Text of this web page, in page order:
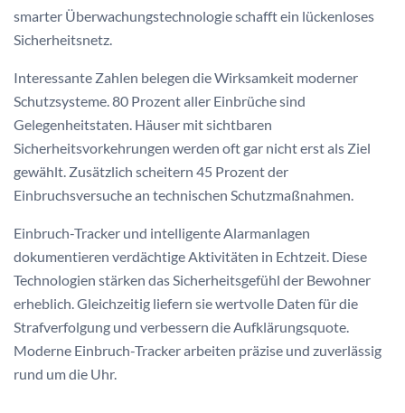
smarter Überwachungstechnologie schafft ein lückenloses
Sicherheitsnetz.
Interessante Zahlen belegen die Wirksamkeit moderner
Schutzsysteme. 80 Prozent aller Einbrüche sind
Gelegenheitstaten. Häuser mit sichtbaren
Sicherheitsvorkehrungen werden oft gar nicht erst als Ziel
gewählt. Zusätzlich scheitern 45 Prozent der
Einbruchsversuche an technischen Schutzmaßnahmen.
Einbruch-Tracker und intelligente Alarmanlagen
dokumentieren verdächtige Aktivitäten in Echtzeit. Diese
Technologien stärken das Sicherheitsgefühl der Bewohner
erheblich. Gleichzeitig liefern sie wertvolle Daten für die
Strafverfolgung und verbessern die Aufklärungsquote.
Moderne Einbruch-Tracker arbeiten präzise und zuverlässig
rund um die Uhr.